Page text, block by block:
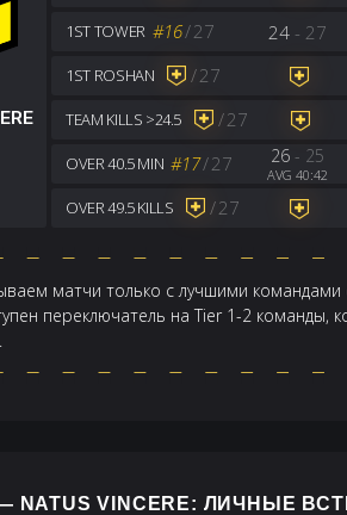
1ST TOWER #16/27 24- 27
1ST ROSHAN /27
TEAM KILLS >24.5 /27
OVER 40.5 MIN #17/27 26- 25
AVG 40:42
OVER 49.5 KILLS /27
матчи только с лучшими
переключатель на Tier 1-2 команды,
.
— NATUS VINCERE: ЛИЧНЫЕ